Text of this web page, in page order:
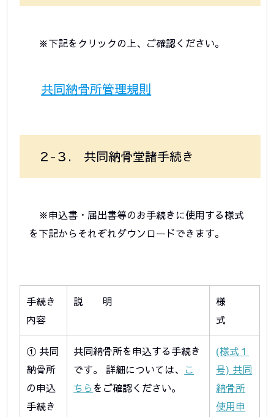
※下記をクリックの上、ご確認ください。
共同納骨所管理規則
２-３. 共同納骨堂諸手続き
※申込書・届出書等のお手続きに使用する様式
を下記からそれぞれダウンロードできます。
手続き
内容
説 明
様
式
① 共同
納骨所
の申込
手続き
共同納骨所を申込する手続き
です。 詳細については、
こ
ちら をご確認ください。
(様式１
号) 共同
納骨所
使用申